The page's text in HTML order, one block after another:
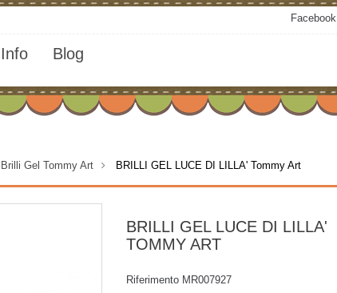
Facebook
Info Blog
Brilli Gel Tommy Art > BRILLI GEL LUCE DI LILLA' Tommy Art
BRILLI GEL LUCE DI LILLA'
TOMMY ART
Riferimento MR007927